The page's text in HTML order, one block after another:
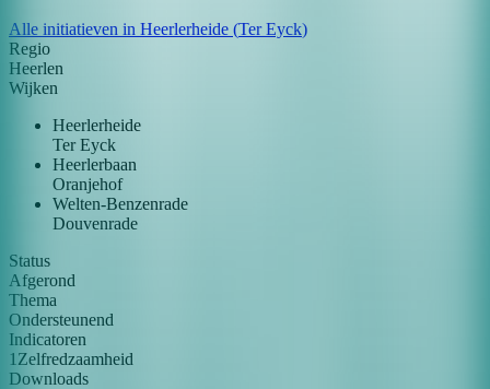
Alle initiatieven in Heerlerheide (Ter Eyck)
Regio
Heerlen
Wijken
Heerlerheide
Ter Eyck
Heerlerbaan
Oranjehof
Welten-Benzenrade
Douvenrade
Status
Afgerond
Thema
Ondersteunend
Indicatoren
1 Zelfredzaamheid
Downloads